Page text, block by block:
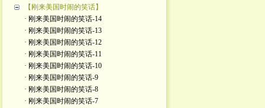
【刚来美国时闹的笑话】
· 刚来美国时闹的笑话-14
· 刚来美国时闹的笑话-13
· 刚来美国时闹的笑话-12
· 刚来美国时闹的笑话-11
· 刚来美国时闹的笑话-10
· 刚来美国时闹的笑话-9
· 刚来美国时闹的笑话-8
· 刚来美国时闹的笑话-7